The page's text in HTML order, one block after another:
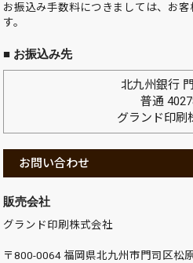
お振込み手数料につきましては、お
す。
■ お振込み先
北九州銀行
普通
グランド印刷
お問い合わせ
販売会社
グランド印刷株式会社
〒800-0064 福岡県北九州市門司区松